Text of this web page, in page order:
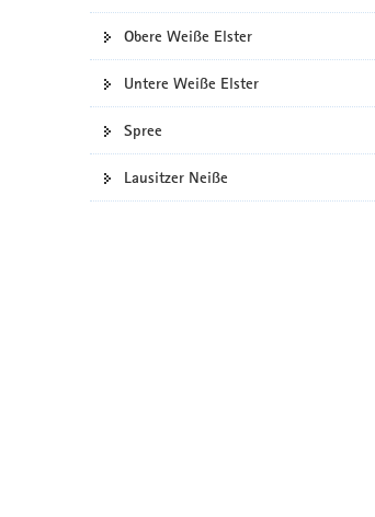
Obere Weiße Elster
Untere Weiße Elster
Spree
Lausitzer Neiße